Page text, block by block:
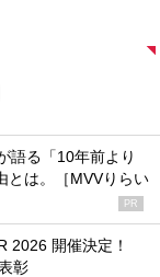
語る「10年前より
とは。［MVVりらい
PR
2026 開催決定！
彰